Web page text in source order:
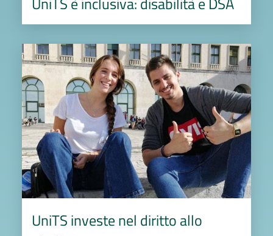
Image
UniTS investe nel diritto allo